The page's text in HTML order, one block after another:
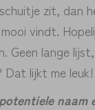
zit, dan
vindt.
Geen lange
lijkt me leuk!
naam